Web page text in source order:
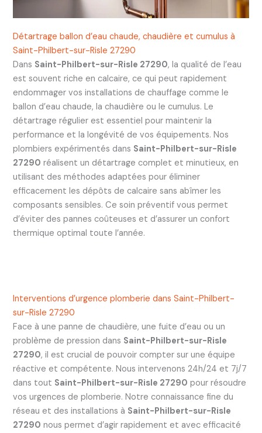
Détartrage ballon d’eau chaude, chaudière et cumulus à
Saint-Philbert-sur-Risle 27290
Dans Saint-Philbert-sur-Risle 27290, la qualité de l’eau
est souvent riche en calcaire, ce qui peut rapidement
endommager vos installations de chauffage comme le
ballon d’eau chaude, la chaudière ou le cumulus. Le
détartrage régulier est essentiel pour maintenir la
performance et la longévité de vos équipements. Nos
plombiers expérimentés dans Saint-Philbert-sur-Risle
27290 réalisent un détartrage complet et minutieux, en
utilisant des méthodes adaptées pour éliminer
efficacement les dépôts de calcaire sans abîmer les
composants sensibles. Ce soin préventif vous permet
d’éviter des pannes coûteuses et d’assurer un confort
thermique optimal toute l’année.
Interventions d’urgence plomberie dans Saint-Philbert-
sur-Risle 27290
Face à une panne de chaudière, une fuite d’eau ou un
problème de pression dans Saint-Philbert-sur-Risle
27290, il est crucial de pouvoir compter sur une équipe
réactive et compétente. Nous intervenons 24h/24 et 7j/7
dans tout Saint-Philbert-sur-Risle 27290 pour résoudre
vos urgences de plomberie. Notre connaissance fine du
réseau et des installations à Saint-Philbert-sur-Risle
27290 nous permet d’agir rapidement et avec efficacité